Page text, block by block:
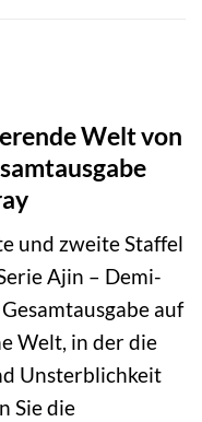
Welt von
und zweite Staffel
Ajin – Demi-
auf
Welt, in der die
Unsterblichkeit
Sie die